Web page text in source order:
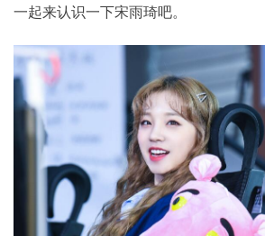
一起来认识一下宋雨琦吧。